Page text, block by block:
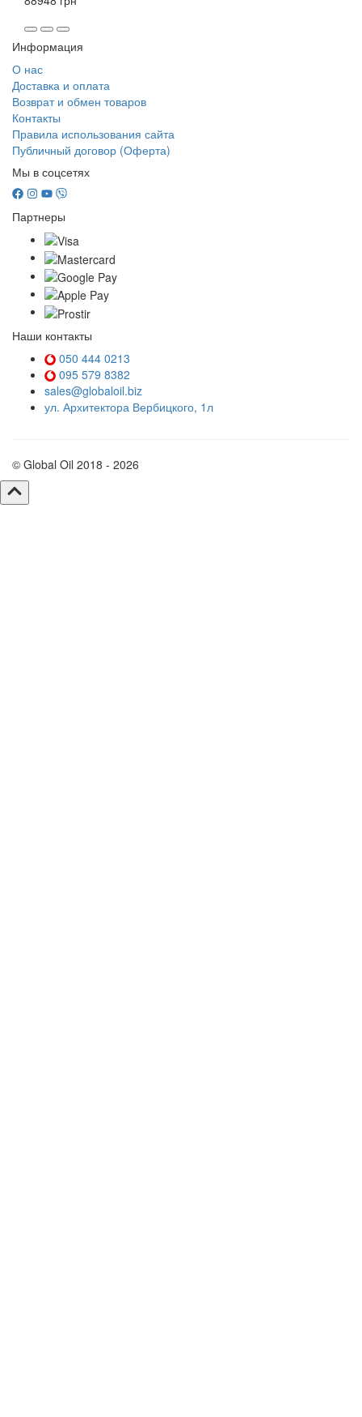
Информация
О нас
Доставка и оплата
Возврат и обмен товаров
Контакты
Правила использования сайта
Публичный договор (Оферта)
Мы в соцсетях
Партнеры
Наши контакты
050 444 0213
095 579 8382
sales@globaloil.biz
ул. Архитектора Вербицкого, 1л
© Global Oil 2018 - 2026